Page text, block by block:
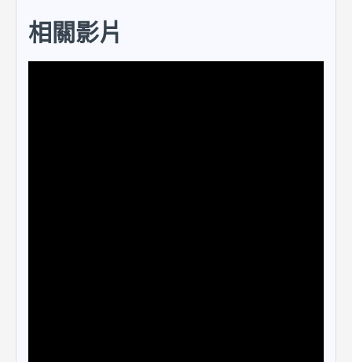
相關影片